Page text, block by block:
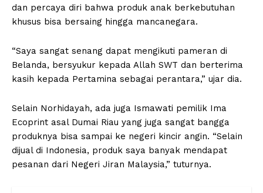
dan percaya diri bahwa produk anak berkebutuhan
khusus bisa bersaing hingga mancanegara.
“Saya sangat senang dapat mengikuti pameran di
Belanda, bersyukur kepada Allah SWT dan berterima
kasih kepada Pertamina sebagai perantara,” ujar dia.
Selain Norhidayah, ada juga Ismawati pemilik Ima
Ecoprint asal Dumai Riau yang juga sangat bangga
produknya bisa sampai ke negeri kincir angin. “Selain
dijual di Indonesia, produk saya banyak mendapat
pesanan dari Negeri Jiran Malaysia,” tuturnya.